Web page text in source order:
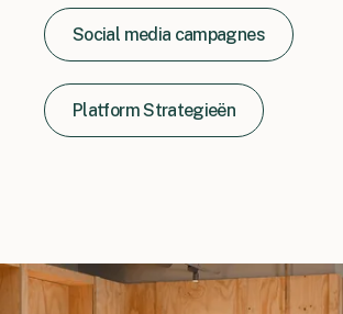
Social media campagnes
Platform Strategieën